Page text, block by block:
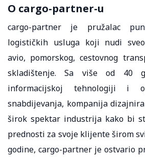
O cargo-partner-u
cargo-partner je pružalac
logističkih usluga koji nudi
avio, pomorskog, cestovnog
skladištenje. Sa više od 40
informacijskoj tehnologiji i
snabdijevanja, kompanija
širok spektar industrija kako bi
prednosti za svoje klijente širom
godine, cargo-partner je ostvario